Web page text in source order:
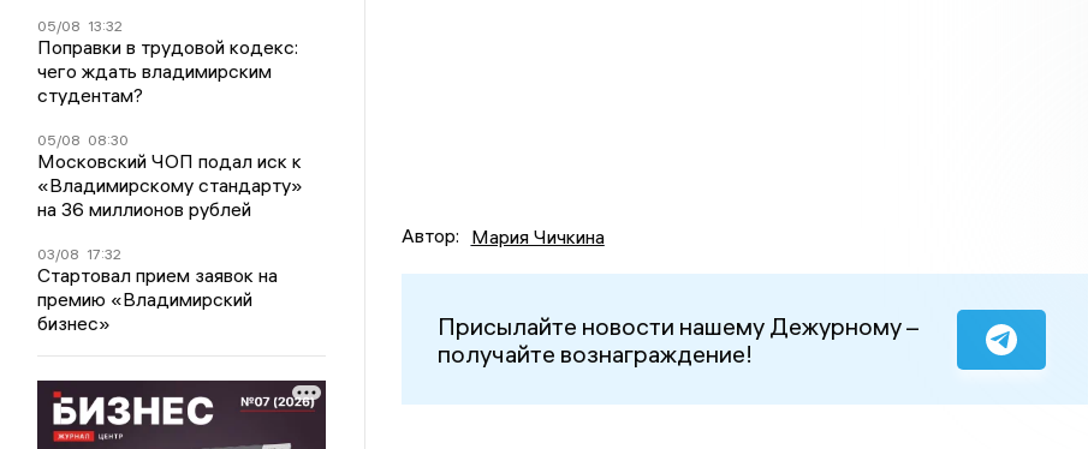
05/08 13:32
Поправки в трудовой кодекс:
чего ждать владимирским
студентам?
05/08 08:30
Московский ЧОП подал иск к
«Владимирскому стандарту»
на 36 миллионов рублей
03/08 17:32
Стартовал прием заявок на
премию «Владимирский
бизнес»
Автор: Мария Чичкина
Присылайте новости нашему Дежурному –
получайте вознаграждение!